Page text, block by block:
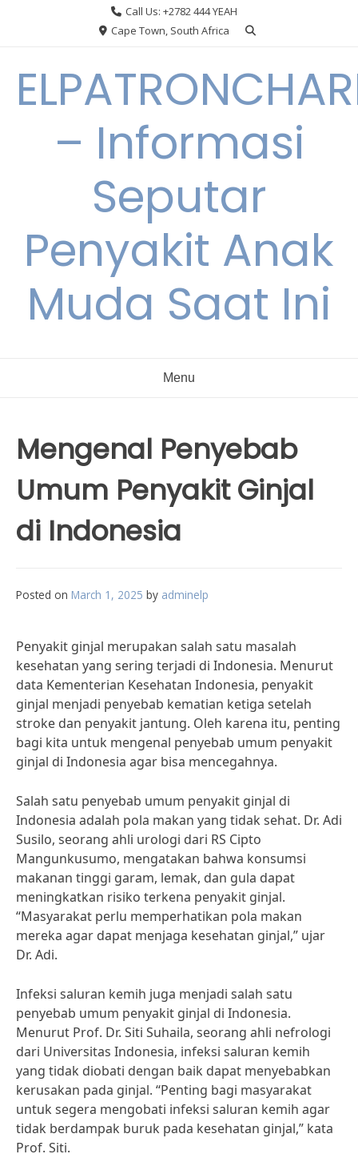
Call Us: +2782 444 YEAH
Cape Town, South Africa
– Informasi
Seputar
Penyakit Anak
Muda Saat Ini
Menu
Mengenal Penyebab
Umum Penyakit Ginjal
di Indonesia
Posted on March 1, 2025 by adminelp
Penyakit ginjal merupakan salah satu masalah
kesehatan yang sering terjadi di Indonesia. Menurut
data Kementerian Kesehatan Indonesia, penyakit
ginjal menjadi penyebab kematian ketiga setelah
stroke dan penyakit jantung. Oleh karena itu, penting
bagi kita untuk mengenal penyebab umum penyakit
ginjal di Indonesia agar bisa mencegahnya.
Salah satu penyebab umum penyakit ginjal di
Indonesia adalah pola makan yang tidak sehat. Dr. Adi
Susilo, seorang ahli urologi dari RS Cipto
Mangunkusumo, mengatakan bahwa konsumsi
makanan tinggi garam, lemak, dan gula dapat
meningkatkan risiko terkena penyakit ginjal.
“Masyarakat perlu memperhatikan pola makan
mereka agar dapat menjaga kesehatan ginjal,” ujar
Dr. Adi.
Infeksi saluran kemih juga menjadi salah satu
penyebab umum penyakit ginjal di Indonesia.
Menurut Prof. Dr. Siti Suhaila, seorang ahli nefrologi
dari Universitas Indonesia, infeksi saluran kemih
yang tidak diobati dengan baik dapat menyebabkan
kerusakan pada ginjal. “Penting bagi masyarakat
untuk segera mengobati infeksi saluran kemih agar
tidak berdampak buruk pada kesehatan ginjal,” kata
Prof. Siti.